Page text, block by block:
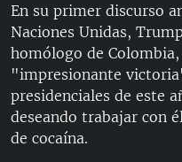
SER VIEJO EN CUBA
KENTU-CUBANO
LOS SANTOS DE
DESINFORMACIÓN RUSA
SÍGUENOS
Auto 144p
En su primer discurso
Naciones Unidas,
homólogo de
"impresionante
presidenciales de este
deseando trabajar con
de cocaína.